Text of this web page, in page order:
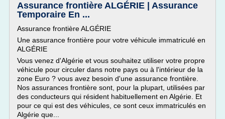
Assurance frontière ALGÉRIE | Assurance
Temporaire En ...
Assurance frontière ALGÉRIE
Une assurance frontière pour votre véhicule immatriculé en
ALGÉRIE
Vous venez d'Algérie et vous souhaitez utiliser votre propre
véhicule pour circuler dans notre pays ou à l'intérieur de la
zone Euro ? vous avez besoin d'une assurance frontière.
Nos assurances frontière sont, pour la plupart, utilisées par
des conducteurs qui résident habituellement en Algérie. Et
pour ce qui est des véhicules, ce sont ceux immatriculés en
Algérie que...